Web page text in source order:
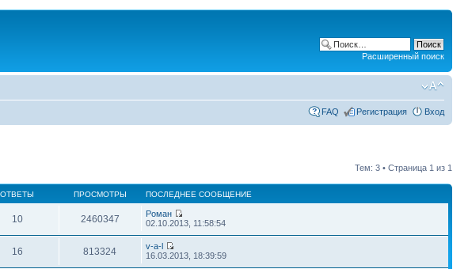
Расширенный поиск
FAQ Регистрация Вход
Тем: 3 • Страница 1 из 1
ОТВЕТЫ ПРОСМОТРЫ ПОСЛЕДНЕЕ СООБЩЕНИЕ
10 2460347
Роман
02.10.2013, 11:58:54
16 813324
v-a-l
16.03.2013, 18:39:59